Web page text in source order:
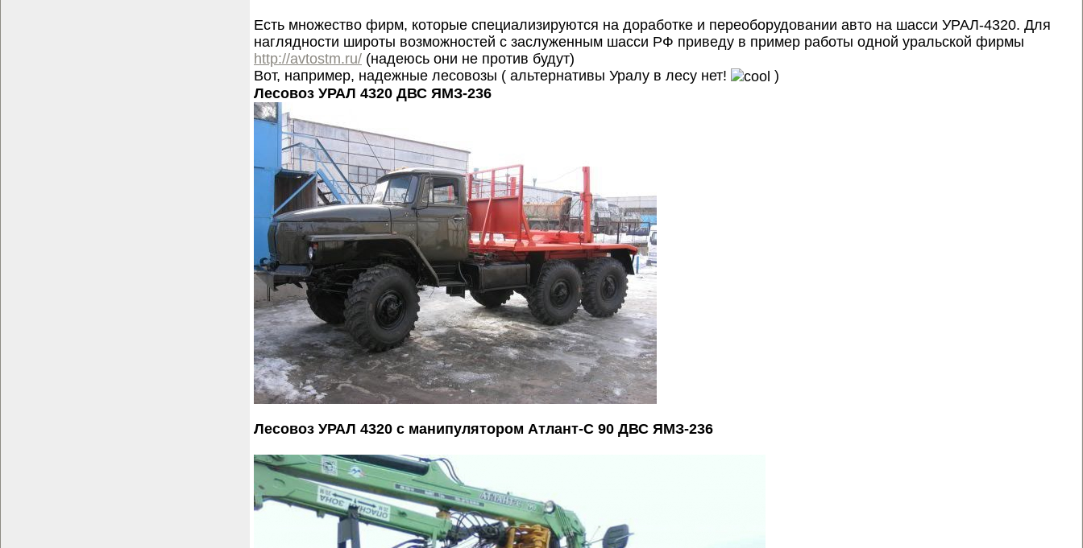
Есть множество фирм, которые специализируются на доработке и переоборудовании авто на шасси УРАЛ-4320. Для
наглядности широты возможностей с заслуженным шасси РФ приведу в пример работы одной уральской фирмы
http://avtostm.ru/ (надеюсь они не против будут)
Вот, например, надежные лесовозы ( альтернативы Уралу в лесу нет!
)
Лесовоз УРАЛ 4320 ДВС ЯМЗ-236
Лесовоз УРАЛ 4320 с манипулятором Атлант-С 90 ДВС ЯМЗ-236